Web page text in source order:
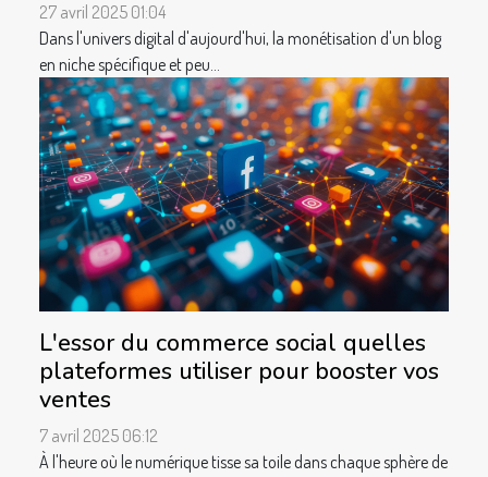
27 avril 2025 01:04
Dans l'univers digital d'aujourd'hui, la monétisation d'un blog
en niche spécifique et peu...
L'essor du commerce social quelles
plateformes utiliser pour booster vos
ventes
7 avril 2025 06:12
À l'heure où le numérique tisse sa toile dans chaque sphère de